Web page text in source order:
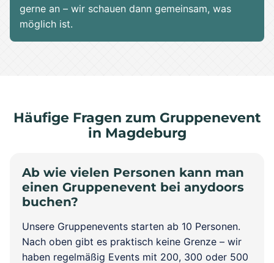
gerne an – wir schauen dann gemeinsam, was
möglich ist.
Häufige Fragen zum Gruppenevent
in Magdeburg
Ab wie vielen Personen kann man
einen Gruppenevent bei anydoors
buchen?
Unsere Gruppenevents starten ab 10 Personen.
Nach oben gibt es praktisch keine Grenze – wir
haben regelmäßig Events mit 200, 300 oder 500